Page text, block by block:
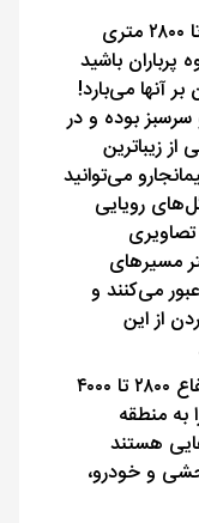
در ارتفاع ۱۸۰۰ تا ۲۸۰۰ متری
باشید
باران بر آنها می‌بارد!
بوده و در
زیباترین
می‌توانید
رویایی
مسیرهای
می‌کنند و
از این
از ارتفاع ۲۸۰۰ تا ۴۰۰۰
به منطقه
هستند
و خودرو،